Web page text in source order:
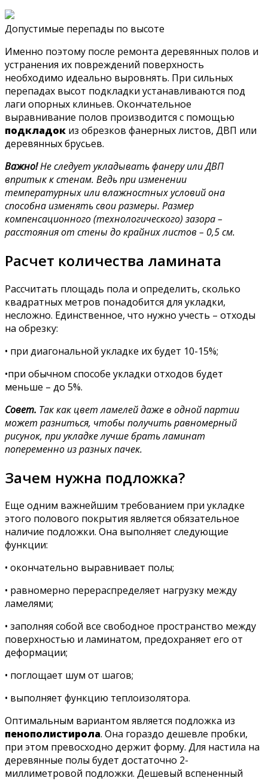
Допустимые перепады по высоте
Именно поэтому после ремонта деревянных полов и
устранения их повреждений поверхность
необходимо идеально выровнять. При сильных
перепадах высот подкладки устанавливаются под
лаги опорных клиньев. Окончательное
выравнивание полов производится с помощью
подкладок из обрезков фанерных листов, ДВП или
деревянных брусьев.
Важно!Не следует укладывать фанеру или ДВП
впритык к стенам. Ведь при изменении
температурных или влажностных условий она
способна изменять свои размеры. Размер
компенсационного (технологического) зазора –
расстояния от стены до крайних листов – 0,5 см.
Расчет количества ламината
Рассчитать площадь пола и определить, сколько
квадратных метров понадобится для укладки,
несложно. Единственное, что нужно учесть – отходы
на обрезку:
• при диагональной укладке их будет 10-15%;
•при обычном способе укладки отходов будет
меньше – до 5%.
Совет. Так как цвет ламелей даже в одной партии
может разниться, чтобы получить равномерный
рисунок, при укладке лучше брать ламинат
попеременно из разных пачек.
Зачем нужна подложка?
Еще одним важнейшим требованием при укладке
этого полового покрытия является обязательное
наличие подложки. Она выполняет следующие
функции:
• окончательно выравнивает полы;
• равномерно перераспределяет нагрузку между
ламелями;
• заполняя собой все свободное пространство между
поверхностью и ламинатом, предохраняет его от
деформации;
• поглощает шум от шагов;
• выполняет функцию теплоизолятора.
Оптимальным вариантом является подложка из
пенополистирола. Она гораздо дешевле пробки,
при этом превосходно держит форму. Для настила на
деревянные полы будет достаточно 2-
миллиметровой подложки. Дешевый вспененный